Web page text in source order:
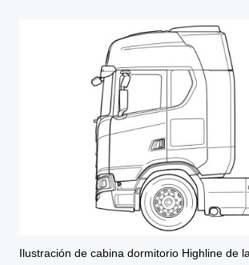
Ilustración de cabina dormitorio Highline de